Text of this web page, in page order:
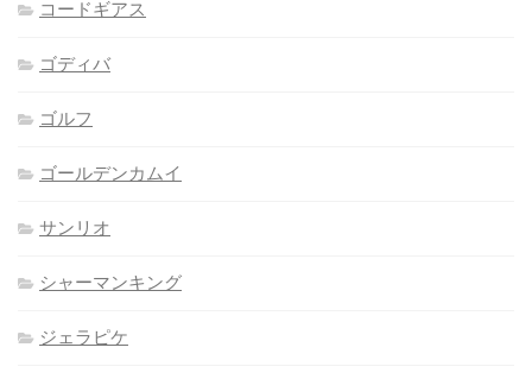
コードギアス
ゴディバ
ゴルフ
ゴールデンカムイ
サンリオ
シャーマンキング
ジェラピケ